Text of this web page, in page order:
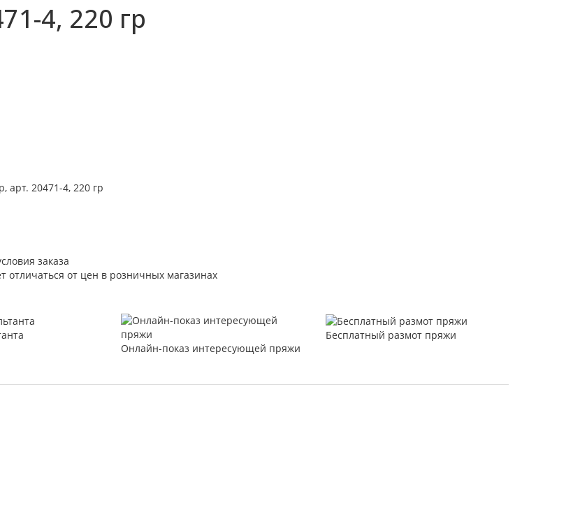
4, 220 гр
арт. 20471-4, 220 гр
заказа
отличаться от цен в розничных магазинах
Онлайн-показ интересующей пряжи
Бесплатный размот пряжи